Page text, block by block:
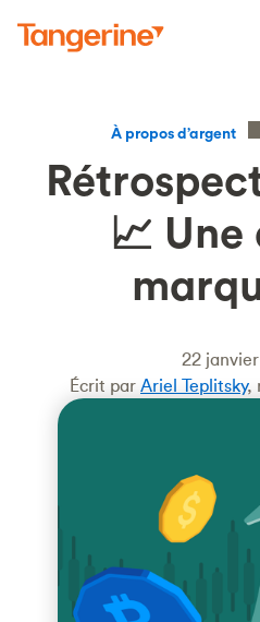
À propos d’argent
📈 Une
22
Écrit par Ariel Teplitsky,